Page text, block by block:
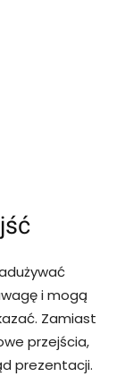
i mogą
Zamiast
przejścia,
prezentacji.